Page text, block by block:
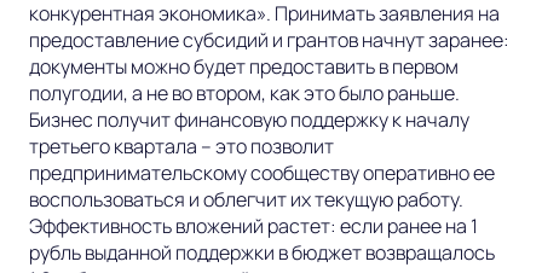
конкурентная экономика». Принимать заявления на
предоставление субсидий и грантов начнут заранее:
документы можно будет предоставить в первом
полугодии, а не во втором, как это было раньше.
Бизнес получит финансовую поддержку к началу
третьего квартала – это позволит
предпринимательскому сообществу оперативно ее
воспользоваться и облегчит их текущую работу.
Эффективность вложений растет: если ранее на 1
рубль выданной поддержки в бюджет возвращалось